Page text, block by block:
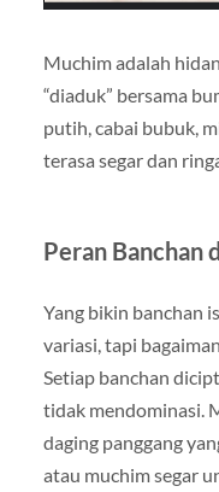
Muchim adalah
“diaduk” bersama
putih, cabai bubuk,
terasa segar dan
Peran Banchan
Yang bikin banchan
variasi, tapi
Setiap banchan
tidak mendominasi.
daging panggang
atau muchim segar